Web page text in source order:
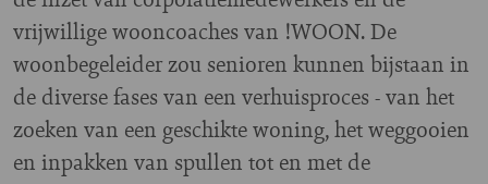
vrijwillige wooncoaches van !WOON. De
woonbegeleider zou senioren kunnen bijstaan in
de diverse fases van een verhuisproces - van het
zoeken van een geschikte woning, het weggooien
en inpakken van spullen tot en met de